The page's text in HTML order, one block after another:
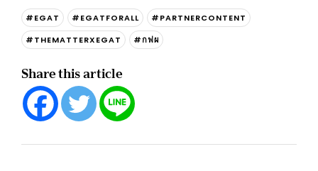
#EGAT #EGATFORALL
#PARTNERCONTENT
#THEMATTERXEGAT
#กฟผ
Share this article